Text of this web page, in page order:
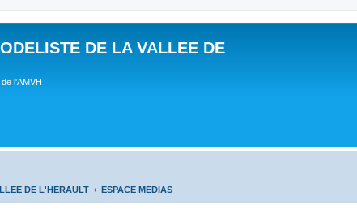
DE LA VALLEE DE
l'AMVH
DE L'HERAULT ESPACE MEDIAS